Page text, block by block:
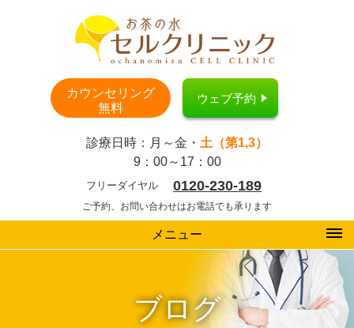
カウンセリング
無料
ウェブ予約
診療日時：月～金・ 土（第1,3）
9：00～17：00
フリーダイヤル 0120-230-189
ご予約、お問い合わせはお電話でも承ります
メニュー
ブログ